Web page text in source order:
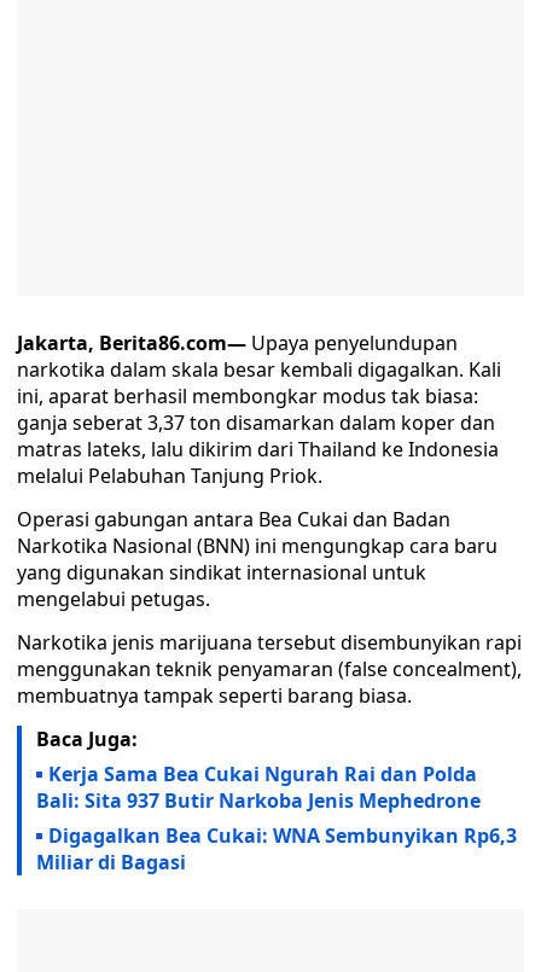
Jakarta, Berita86.com— Upaya penyelundupan
narkotika dalam skala besar kembali digagalkan. Kali
ini, aparat berhasil membongkar modus tak biasa:
ganja seberat 3,37 ton disamarkan dalam koper dan
matras lateks, lalu dikirim dari Thailand ke Indonesia
melalui Pelabuhan Tanjung Priok.
Operasi gabungan antara Bea Cukai dan Badan
Narkotika Nasional (BNN) ini mengungkap cara baru
yang digunakan sindikat internasional untuk
mengelabui petugas.
Narkotika jenis marijuana tersebut disembunyikan rapi
menggunakan teknik penyamaran (false concealment),
membuatnya tampak seperti barang biasa.
Baca Juga:
Kerja Sama Bea Cukai Ngurah Rai dan Polda
Bali: Sita 937 Butir Narkoba Jenis Mephedrone
Digagalkan Bea Cukai: WNA Sembunyikan Rp6,3
Miliar di Bagasi